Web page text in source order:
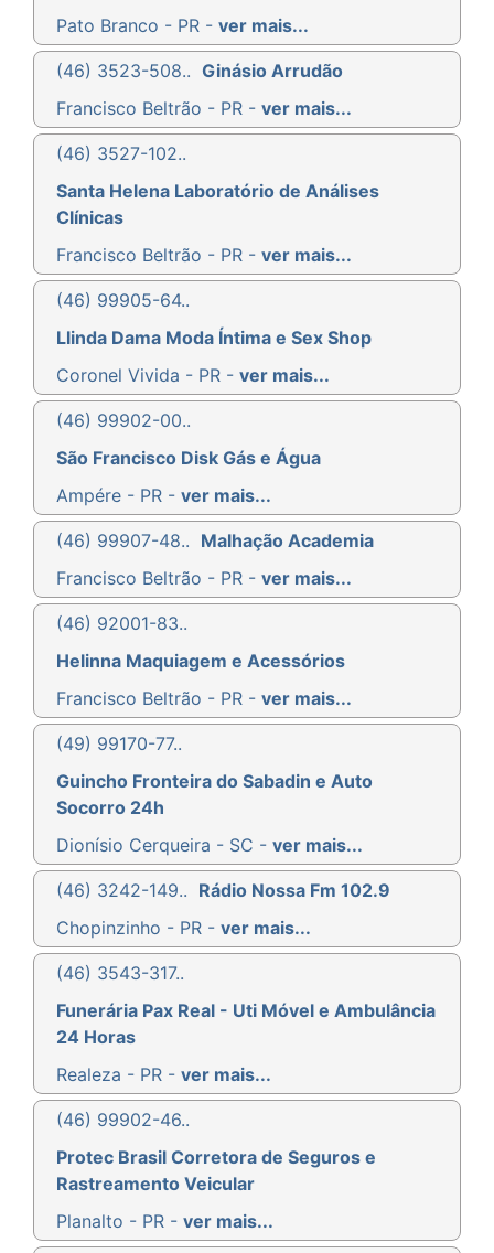
Pato Branco - PR - ver mais...
(46) 3523-508.. Ginásio Arrudão
Francisco Beltrão - PR - ver mais...
(46) 3527-102..
Santa Helena Laboratório de Análises
Clínicas
Francisco Beltrão - PR - ver mais...
(46) 99905-64..
Llinda Dama Moda Íntima e Sex Shop
Coronel Vivida - PR - ver mais...
(46) 99902-00..
São Francisco Disk Gás e Água
Ampére - PR - ver mais...
(46) 99907-48.. Malhação Academia
Francisco Beltrão - PR - ver mais...
(46) 92001-83..
Helinna Maquiagem e Acessórios
Francisco Beltrão - PR - ver mais...
(49) 99170-77..
Guincho Fronteira do Sabadin e Auto
Socorro 24h
Dionísio Cerqueira - SC - ver mais...
(46) 3242-149.. Rádio Nossa Fm 102.9
Chopinzinho - PR - ver mais...
(46) 3543-317..
Funerária Pax Real - Uti Móvel e Ambulância
24 Horas
Realeza - PR - ver mais...
(46) 99902-46..
Protec Brasil Corretora de Seguros e
Rastreamento Veicular
Planalto - PR - ver mais...